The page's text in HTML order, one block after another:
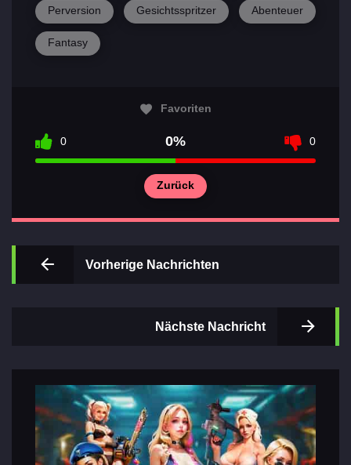
Abschnitte
der Spiele
Perversion Gesichtsspritzer Abenteuer
Fantasy
Favoriten
0 0% 0
Zurück
Vorherige Nachrichten
Nächste Nachricht